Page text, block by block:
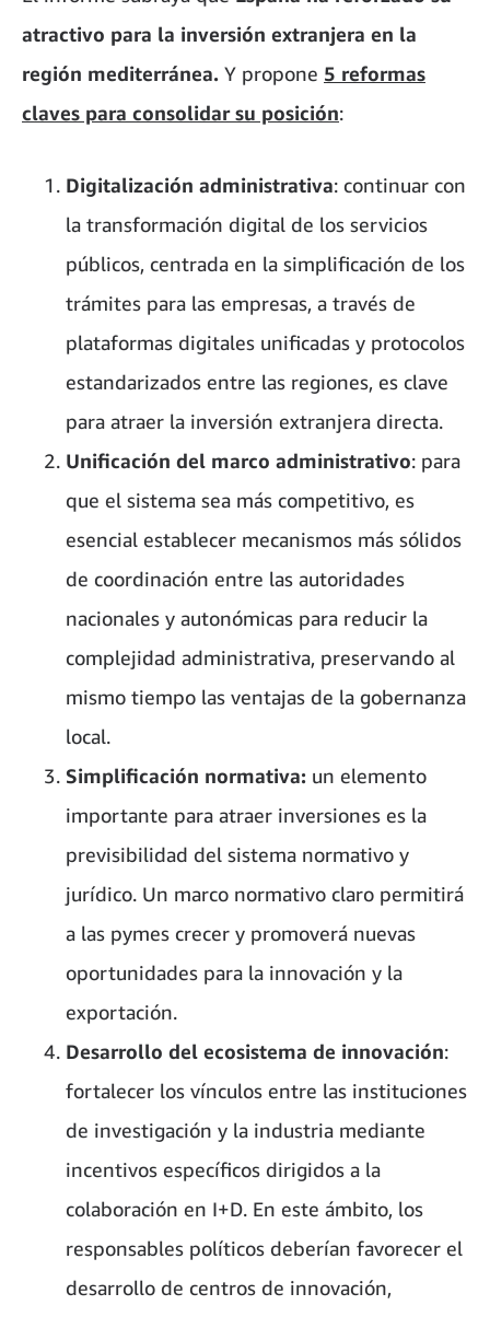
atractivo para la inversión extranjera en la
región mediterránea. Y propone 5 reformas
claves para consolidar su posición:
Digitalización administrativa: continuar con
la transformación digital de los servicios
públicos, centrada en la simplificación de los
trámites para las empresas, a través de
plataformas digitales unificadas y protocolos
estandarizados entre las regiones, es clave
para atraer la inversión extranjera directa.
Unificación del marco administrativo: para
que el sistema sea más competitivo, es
esencial establecer mecanismos más sólidos
de coordinación entre las autoridades
nacionales y autonómicas para reducir la
complejidad administrativa, preservando al
mismo tiempo las ventajas de la gobernanza
local.
Simplificación normativa: un elemento
importante para atraer inversiones es la
previsibilidad del sistema normativo y
jurídico. Un marco normativo claro permitirá
a las pymes crecer y promoverá nuevas
oportunidades para la innovación y la
exportación.
Desarrollo del ecosistema de innovación:
fortalecer los vínculos entre las instituciones
de investigación y la industria mediante
incentivos específicos dirigidos a la
colaboración en I+D. En este ámbito, los
responsables políticos deberían favorecer el
desarrollo de centros de innovación,